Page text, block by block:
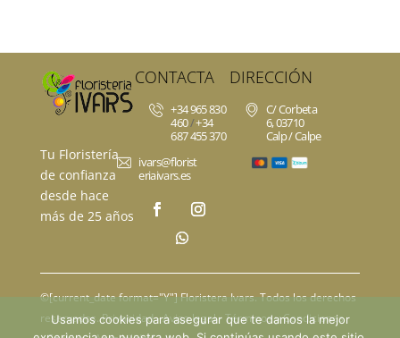
Tu Floristería
de confianza
desde hace
más de 25 años
CONTACTA
+34 965 830
460/+34
687 455 370
ivars@florist
eriaivars.es
DIRECCIÓN
C/ Corbeta
6, 03710
Calp / Calpe
©[current_date format="Y"] Floristera Ivars. Todos los derechos
reservados.Privacidad- Aviso legal -Términos y Condiciones
Usamos cookies para asegurar que te damos la mejor